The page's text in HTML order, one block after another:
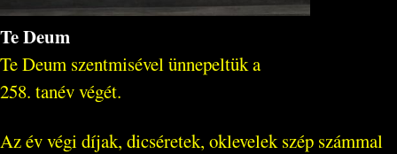
Te Deum
Te Deum szentmisével ünnepeltük a
258. tanév végét.
Az év végi díjak, dicséretek, oklevelek szép számmal